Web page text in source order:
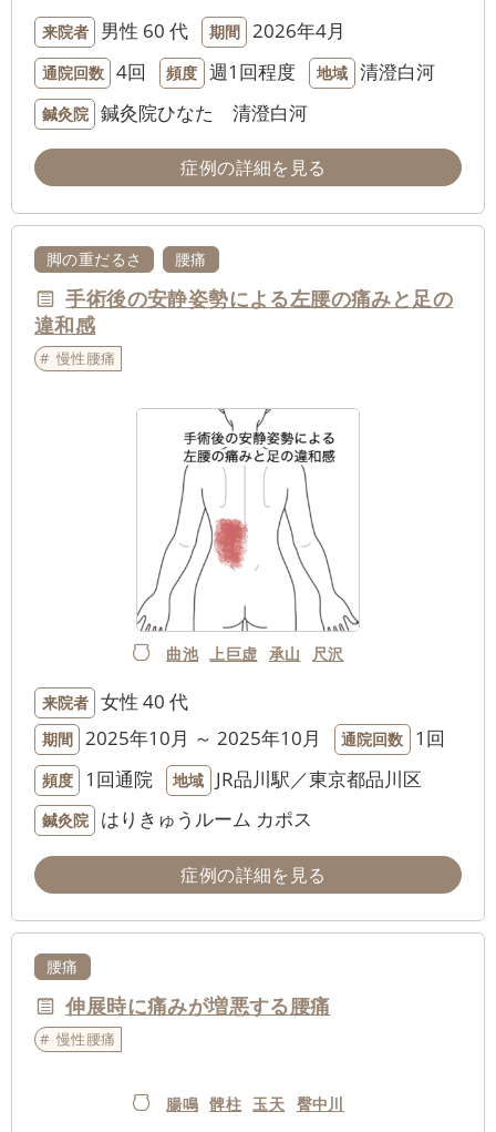
来院者 男性 60 代 期間 2026年4月
通院回数 4回 頻度 週1回程度 地域 清澄白河
鍼灸院 鍼灸院ひなた 清澄白河
症例の詳細を見る
脚の重だるさ 腰痛
手術後の安静姿勢による左腰の痛みと足の
違和感
慢性腰痛
曲池 上巨虚 承山 尺沢
来院者 女性 40 代
期間 2025年10月 ～ 2025年10月 通院回数 1回
頻度 1回通院 地域 JR品川駅／東京都品川区
鍼灸院 はりきゅうルーム カポス
症例の詳細を見る
腰痛
伸展時に痛みが増悪する腰痛
慢性腰痛
腸鳴 髀柱 玉天 臀中川